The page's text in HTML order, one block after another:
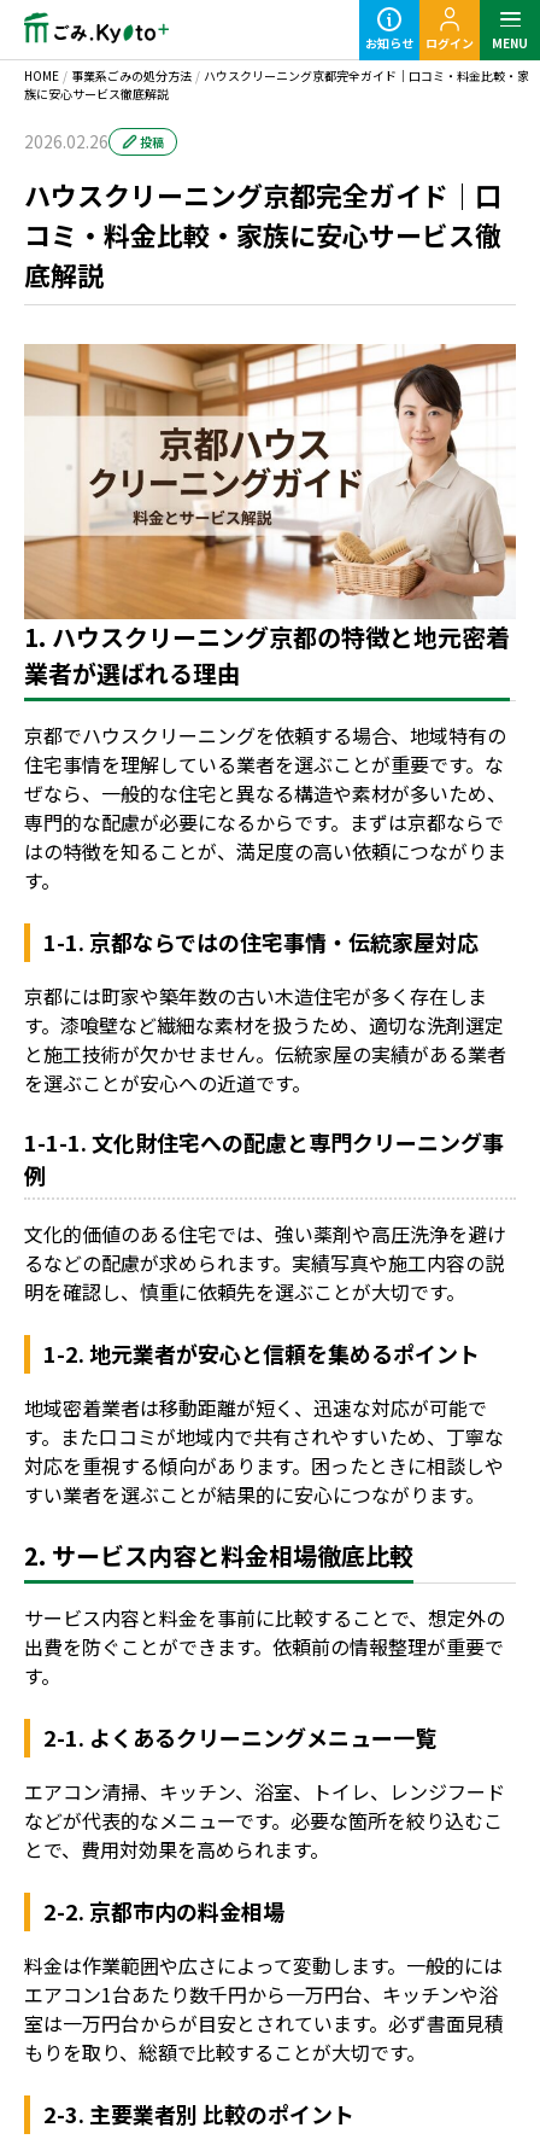
定期ごみのご利用の流れ
粗大ごみ回収のご利用の流れ
事業ごみの基本知識
業種別事業ごみの捨て方
お知らせ ログイン
MENU
HOME / 事業系ごみの処分方法 / ハウスクリーニング京都完全ガイド｜口コミ・料金比較・家
族に安心サービス徹底解説
2026.02.26 投稿
ハウスクリーニング京都完全ガイド｜口
コミ・料金比較・家族に安心サービス徹
底解説
1. ハウスクリーニング京都の特徴と地元密着
業者が選ばれる理由
京都でハウスクリーニングを依頼する場合、地域特有の
住宅事情を理解している業者を選ぶことが重要です。な
ぜなら、一般的な住宅と異なる構造や素材が多いため、
専門的な配慮が必要になるからです。まずは京都ならで
はの特徴を知ることが、満足度の高い依頼につながりま
す。
1-1. 京都ならではの住宅事情・伝統家屋対応
京都には町家や築年数の古い木造住宅が多く存在しま
す。漆喰壁など繊細な素材を扱うため、適切な洗剤選定
と施工技術が欠かせません。伝統家屋の実績がある業者
を選ぶことが安心への近道です。
1-1-1. 文化財住宅への配慮と専門クリーニング事
例
文化的価値のある住宅では、強い薬剤や高圧洗浄を避け
るなどの配慮が求められます。実績写真や施工内容の説
明を確認し、慎重に依頼先を選ぶことが大切です。
1-2. 地元業者が安心と信頼を集めるポイント
地域密着業者は移動距離が短く、迅速な対応が可能で
す。また口コミが地域内で共有されやすいため、丁寧な
対応を重視する傾向があります。困ったときに相談しや
すい業者を選ぶことが結果的に安心につながります。
2. サービス内容と料金相場徹底比較
サービス内容と料金を事前に比較することで、想定外の
出費を防ぐことができます。依頼前の情報整理が重要で
す。
2-1. よくあるクリーニングメニュー一覧
エアコン清掃、キッチン、浴室、トイレ、レンジフード
などが代表的なメニューです。必要な箇所を絞り込むこ
とで、費用対効果を高められます。
2-2. 京都市内の料金相場
料金は作業範囲や広さによって変動します。一般的には
エアコン1台あたり数千円から一万円台、キッチンや浴
室は一万円台からが目安とされています。必ず書面見積
もりを取り、総額で比較することが大切です。
2-3. 主要業者別 比較のポイント